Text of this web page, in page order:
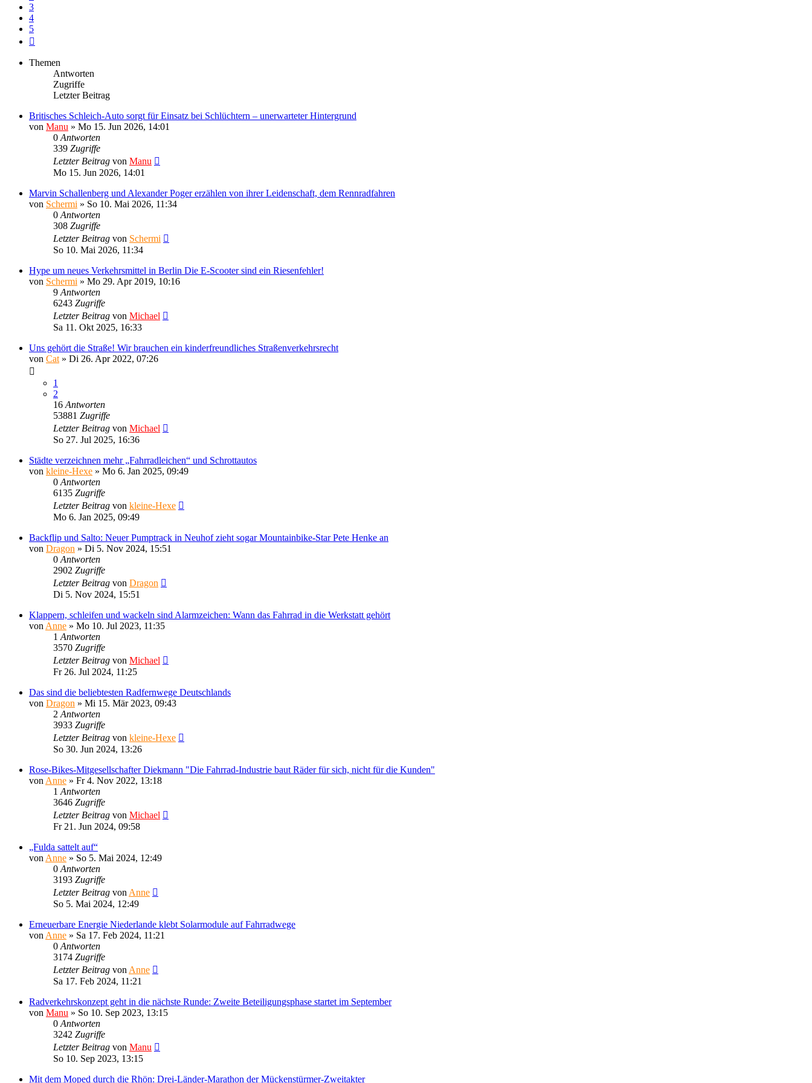
3
4
5
Themen
Antworten
Zugriffe
Letzter Beitrag
Britisches Schleich-Auto sorgt für Einsatz bei Schlüchtern – unerwarteter Hintergrund
von Manu » Mo 15. Jun 2026, 14:01
0 Antworten
339 Zugriffe
Letzter Beitrag von Manu
Mo 15. Jun 2026, 14:01
Marvin Schallenberg und Alexander Poger erzählen von ihrer Leidenschaft, dem Rennradfahren
von Schermi » So 10. Mai 2026, 11:34
0 Antworten
308 Zugriffe
Letzter Beitrag von Schermi
So 10. Mai 2026, 11:34
Hype um neues Verkehrsmittel in Berlin Die E-Scooter sind ein Riesenfehler!
von Schermi » Mo 29. Apr 2019, 10:16
9 Antworten
6243 Zugriffe
Letzter Beitrag von Michael
Sa 11. Okt 2025, 16:33
Uns gehört die Straße! Wir brauchen ein kinderfreundliches Straßenverkehrsrecht
von Cat » Di 26. Apr 2022, 07:26
1
2
16 Antworten
53881 Zugriffe
Letzter Beitrag von Michael
So 27. Jul 2025, 16:36
Städte verzeichnen mehr „Fahrradleichen“ und Schrottautos
von kleine-Hexe » Mo 6. Jan 2025, 09:49
0 Antworten
6135 Zugriffe
Letzter Beitrag von kleine-Hexe
Mo 6. Jan 2025, 09:49
Backflip und Salto: Neuer Pumptrack in Neuhof zieht sogar Mountainbike-Star Pete Henke an
von Dragon » Di 5. Nov 2024, 15:51
0 Antworten
2902 Zugriffe
Letzter Beitrag von Dragon
Di 5. Nov 2024, 15:51
Klappern, schleifen und wackeln sind Alarmzeichen: Wann das Fahrrad in die Werkstatt gehört
von Anne » Mo 10. Jul 2023, 11:35
1 Antworten
3570 Zugriffe
Letzter Beitrag von Michael
Fr 26. Jul 2024, 11:25
Das sind die beliebtesten Radfernwege Deutschlands
von Dragon » Mi 15. Mär 2023, 09:43
2 Antworten
3933 Zugriffe
Letzter Beitrag von kleine-Hexe
So 30. Jun 2024, 13:26
Rose-Bikes-Mitgesellschafter Diekmann "Die Fahrrad-Industrie baut Räder für sich, nicht für die Kunden"
von Anne » Fr 4. Nov 2022, 13:18
1 Antworten
3646 Zugriffe
Letzter Beitrag von Michael
Fr 21. Jun 2024, 09:58
„Fulda sattelt auf“
von Anne » So 5. Mai 2024, 12:49
0 Antworten
3193 Zugriffe
Letzter Beitrag von Anne
So 5. Mai 2024, 12:49
Erneuerbare Energie Niederlande klebt Solarmodule auf Fahrradwege
von Anne » Sa 17. Feb 2024, 11:21
0 Antworten
3174 Zugriffe
Letzter Beitrag von Anne
Sa 17. Feb 2024, 11:21
Radverkehrskonzept geht in die nächste Runde: Zweite Beteiligungsphase startet im September
von Manu » So 10. Sep 2023, 13:15
0 Antworten
3242 Zugriffe
Letzter Beitrag von Manu
So 10. Sep 2023, 13:15
Mit dem Moped durch die Rhön: Drei-Länder-Marathon der Mückenstürmer-Zweitakter